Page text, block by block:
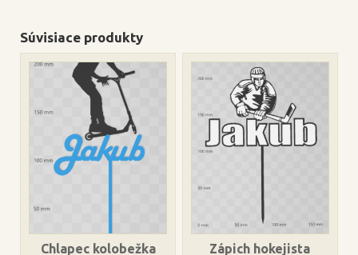
Súvisiace produkty
Chlapec kolobežka Zápich hokejista